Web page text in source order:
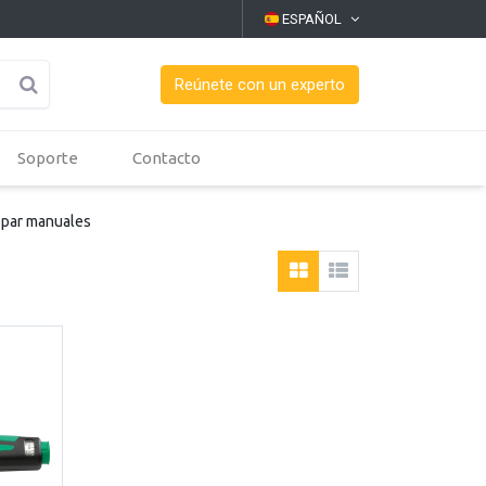
ESPAÑOL
Reúnete con un experto
Soporte Contacto
manuales